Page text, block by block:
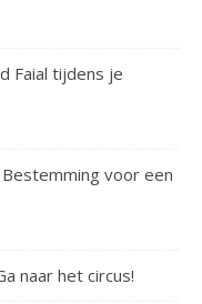
Faial tijdens je
voor een
naar het circus!